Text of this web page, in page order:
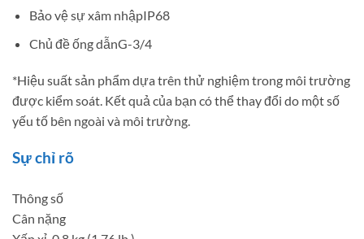
Bảo vệ sự xâm nhậpIP68
Chủ đề ống dẫnG-3/4
*Hiệu suất sản phẩm dựa trên thử nghiệm trong môi trường
được kiểm soát. Kết quả của bạn có thể thay đổi do một số
yếu tố bên ngoài và môi trường.
Sự chỉ rõ
Thông số
Cân nặng